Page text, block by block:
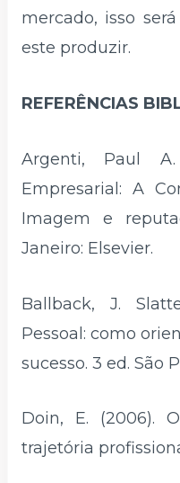
mercado, isso
este produzir.
REFERÊNCIAS
Argenti, Paul A.
Empresarial: A
Imagem e
Janeiro: Elsevier.
Ballback, J.
Pessoal: como
sucesso. 3 ed. São
Doin, E. (2006).
trajetória